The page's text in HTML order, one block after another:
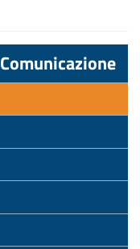
Comunicazione